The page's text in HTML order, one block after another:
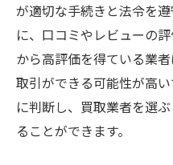
が適切な手続きと法令を
に、口コミやレビューの
から高評価を得ている業
取引ができる可能性が高
に判断し、買取業者を選
ることができます。